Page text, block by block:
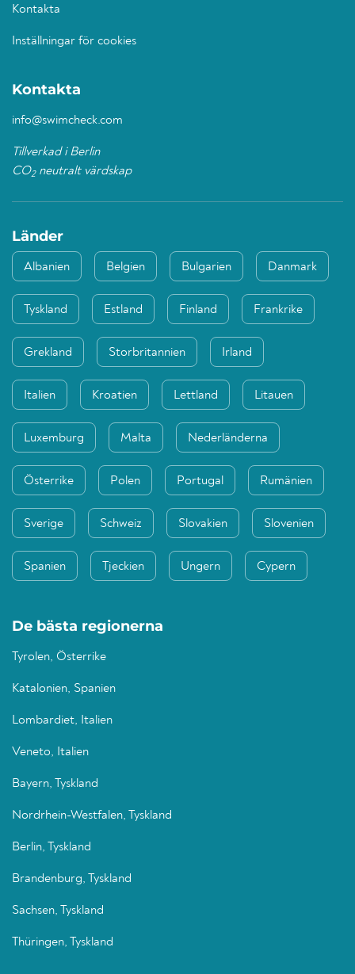
Kontakta
Inställningar för cookies
Kontakta
info@swimcheck.com
Tillverkad i Berlin
CO2neutralt värdskap
Länder
Albanien Belgien Bulgarien Danmark
Tyskland Estland Finland Frankrike
Grekland Storbritannien Irland
Italien Kroatien Lettland Litauen
Luxemburg Malta Nederländerna
Österrike Polen Portugal Rumänien
Sverige Schweiz Slovakien Slovenien
Spanien Tjeckien Ungern Cypern
De bästa regionerna
Tyrolen, Österrike
Katalonien, Spanien
Lombardiet, Italien
Veneto, Italien
Bayern, Tyskland
Nordrhein-Westfalen, Tyskland
Berlin, Tyskland
Brandenburg, Tyskland
Sachsen, Tyskland
Thüringen, Tyskland